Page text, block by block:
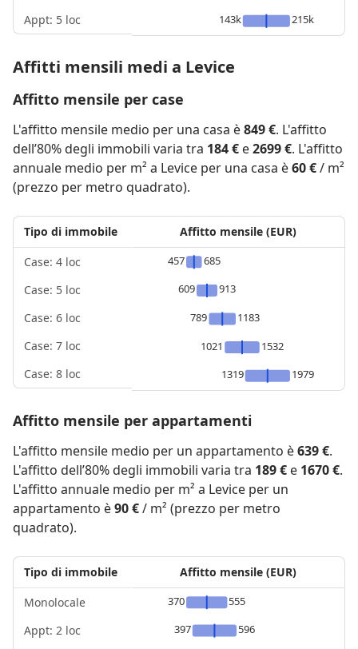
Appt: 5 loc
143k
215k
Affitti mensili medi a Levice
Affitto mensile per case
L'affitto mensile medio per una casa è849 €. L'affitto
dell’80% degli immobili varia tra 184 € e2699 €. L'affitto
annuale medio per m² a Levice per una casa è60 €/ m²
(prezzo per metro quadrato).
Tipo di immobile
Case: 4 loc
Case: 5 loc
Case: 6 loc
Case: 7 loc
Case: 8 loc
Affitto mensile (EUR)
457
685
609
913
789
1183
1021
1532
1319
1979
Affitto mensile per appartamenti
L'affitto mensile medio per un appartamento è639 €.
L'affitto dell’80% degli immobili varia tra 189 € e 1670 €.
L'affitto annuale medio per m² a Levice per un
appartamento è90 €/ m² (prezzo per metro
quadrato).
Tipo di immobile
Monolocale
Appt: 2 loc
Affitto mensile (EUR)
370
555
397
596